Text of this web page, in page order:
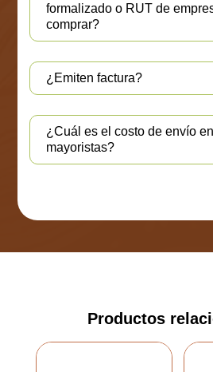
formalizado o RUT de
comprar?
¿Emiten factura?
¿Cuál es el costo de envío
mayoristas?
Productos